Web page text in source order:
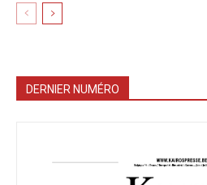
DERNIER NUMÉRO